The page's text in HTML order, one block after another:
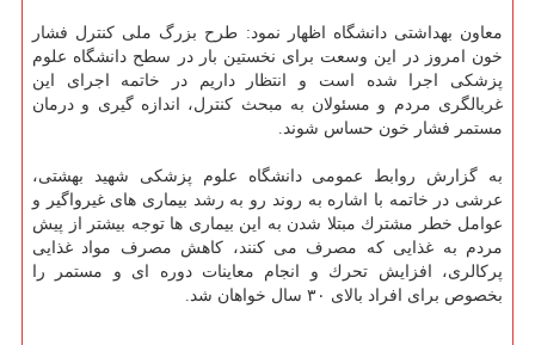
معاون بهداشتی دانشگاه اظهار نمود: طرح بزرگ ملی كنترل فشار
خون امروز در این وسعت برای نخستین بار در سطح دانشگاه علوم
پزشكی اجرا شده است و انتظار داریم در خاتمه اجرای این
غربالگری مردم و مسئولان به مبحث كنترل، اندازه گیری و درمان
مستمر فشار خون حساس شوند.
به گزارش روابط عمومی دانشگاه علوم پزشكی شهید بهشتی،
عرشی در خاتمه با اشاره به روند رو به رشد بیماری های غیرواگیر و
عوامل خطر مشترك مبتلا شدن به این بیماری ها توجه بیشتر از پیش
مردم به غذایی كه مصرف می كنند، كاهش مصرف مواد غذایی
پركالری، افزایش تحرك و انجام معاینات دوره ای و مستمر را
بخصوص برای افراد بالای ۳۰ سال خواهان شد.